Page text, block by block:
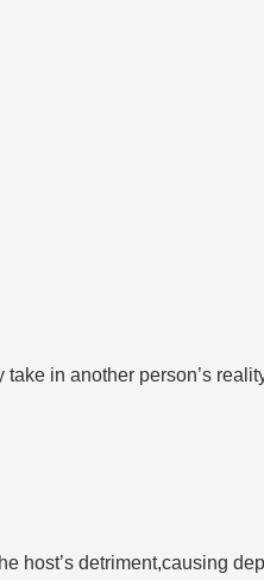
in another person’s
host’s detriment,causing